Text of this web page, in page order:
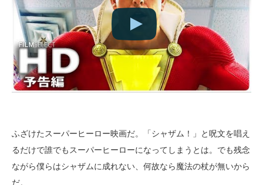
ふざけたスーパーヒーロー映画だ。「シャザム！」と呪文を唱え
るだけで誰でもスーパーヒーローになってしまうとは。でも残念
ながら僕らはシャザムに成れない、何故なら魔法の杖が無いから
だ。